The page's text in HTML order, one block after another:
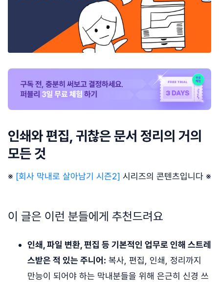
인쇄와 편집, 귀찮은 문서 정리의 거의
모든 것
※ [회사 막내로 살아남기 시즌2] 시리즈의 콘텐츠입니다 ※
이 글은 이런 분들에게 추천드려요
인쇄, 파일 변환, 편집 등 기본적인 업무로 인해 스트레
스받은 적 있는 주니어: 복사, 편집, 인쇄, 정리까지
만능이 되어야 하는 막내분들을 위해 은근히 신경 쓰